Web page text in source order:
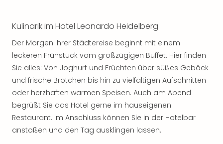
Kulinarik im Hotel Leonardo Heidelberg
Der Morgen Ihrer Städtereise beginnt mit einem
leckeren Frühstück vom großzügigen Buffet. Hier finden
Sie alles: Von Joghurt und Früchten über süßes Gebäck
und frische Brötchen bis hin zu vielfältigen Aufschnitten
oder herzhaften warmen Speisen. Auch am Abend
begrüßt Sie das Hotel gerne im hauseigenen
Restaurant. Im Anschluss können Sie in der Hotelbar
anstoßen und den Tag ausklingen lassen.